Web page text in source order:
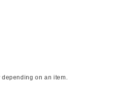
on an item.